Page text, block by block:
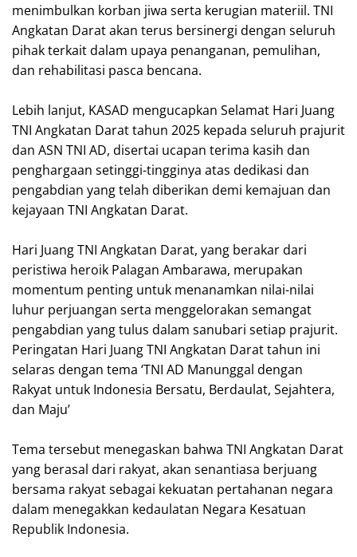
menimbulkan korban jiwa serta kerugian materiil. TNI
Angkatan Darat akan terus bersinergi dengan seluruh
pihak terkait dalam upaya penanganan, pemulihan,
dan rehabilitasi pasca bencana.
‎Lebih lanjut, KASAD mengucapkan Selamat Hari Juang
TNI Angkatan Darat tahun 2025 kepada seluruh prajurit
dan ASN TNI AD, disertai ucapan terima kasih dan
penghargaan setinggi-tingginya atas dedikasi dan
pengabdian yang telah diberikan demi kemajuan dan
kejayaan TNI Angkatan Darat.
‎Hari Juang TNI Angkatan Darat, yang berakar dari
peristiwa heroik Palagan Ambarawa, merupakan
momentum penting untuk menanamkan nilai-nilai
luhur perjuangan serta menggelorakan semangat
pengabdian yang tulus dalam sanubari setiap prajurit.
Peringatan Hari Juang TNI Angkatan Darat tahun ini
selaras dengan tema ‘TNI AD Manunggal dengan
Rakyat untuk Indonesia Bersatu, Berdaulat, Sejahtera,
dan Maju’
‎Tema tersebut menegaskan bahwa TNI Angkatan Darat
yang berasal dari rakyat, akan senantiasa berjuang
bersama rakyat sebagai kekuatan pertahanan negara
dalam menegakkan kedaulatan Negara Kesatuan
Republik Indonesia.